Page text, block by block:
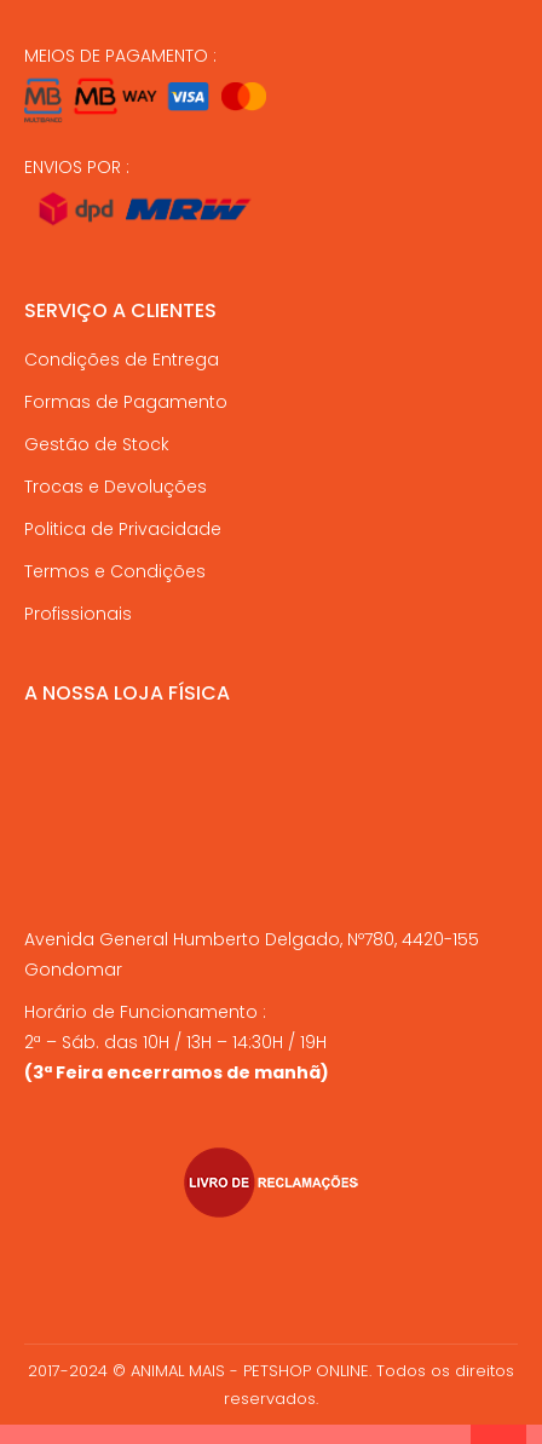
MEIOS DE PAGAMENTO :
ENVIOS POR :
SERVIÇO A CLIENTES
Condições de Entrega
Formas de Pagamento
Gestão de Stock
Trocas e Devoluções
Politica de Privacidade
Termos e Condições
Profissionais
A NOSSA LOJA FÍSICA
Avenida General Humberto Delgado, Nº780, 4420-155
Gondomar
Horário de Funcionamento :
2ª – Sáb. das 10H / 13H – 14:30H / 19H
(3ª Feira encerramos de manhã)
2017-2024 © ANIMAL MAIS - PETSHOP ONLINE. Todos os direitos
reservados.